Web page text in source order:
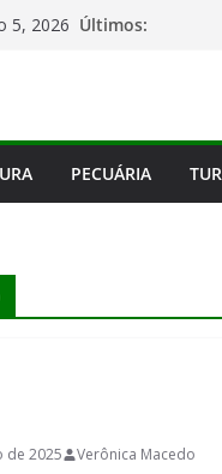
5, 2026 Últimos:
PECUÁRIA
de 2025 Verônica Macedo